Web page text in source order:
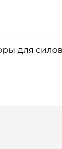
для